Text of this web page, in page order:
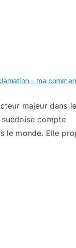
– ma
majeur dans le
compte
le monde. Elle